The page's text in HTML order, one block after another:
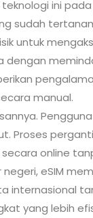
ini
sudah
untuk
dengan
manual.
Proses
online
eSIM
internasional
yang lebih